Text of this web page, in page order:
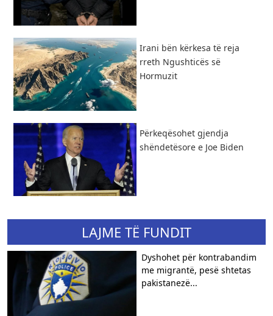
​Irani bën kërkesa të reja
rreth Ngushticës së
Hormuzit
Përkeqësohet gjendja
shëndetësore e Joe Biden
LAJME TË FUNDIT
Dyshohet për kontrabandim
me migrantë, pesë shtetas
pakistanezë...